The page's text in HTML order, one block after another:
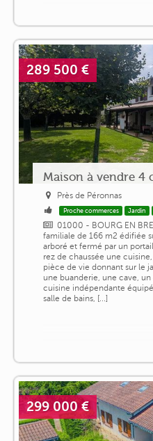
289 500 €
Maison à vendre 4
Près de Péronnas
Proche commerces Jardin
01000 - BOURG EN
familiale de 166 m2 édifiée
arboré et fermé par un
rez de chaussée une
pièce de vie donnant sur le
une buanderie, une cave,
cuisine indépendante
salle de bains, [...]
299 000 €